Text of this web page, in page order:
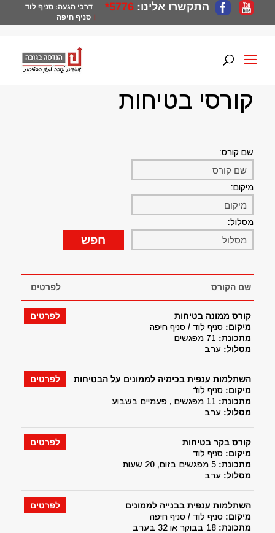
התקשרו אלינו: 5776* דרכי הגעה: סניף לוד
| סניף חיפה
הנדסה בגובה
קורסי בטיחות
שם קורס:
מיקום:
מסלול:
שם הקורס לפרטים
קורס ממונה בטיחות
מיקום: סניף לוד / סניף חיפה
מתכונת:
מסלול: ערב
לפרטים
השתלמות ענפית בכימיה לממונים על הבטיחות
מיקום: סניף לודֿ
מתכונת:
מסלול: ערב
לפרטים
קורס בקר בטיחות
מיקום: סניף לוד
מתכונת:
מסלול: ערב
לפרטים
השתלמות ענפית בבנייה לממונים
מיקום: סניף לוד / סניף חיפה
מתכונת:
לפרטים